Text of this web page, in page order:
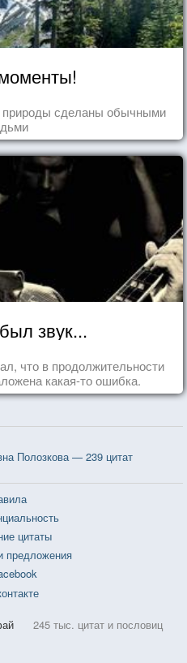
сделаны обычными
звук...
что в продолжительности
какая-то ошибка.
Полозкова — 239 цитат
цитаты
предложения
245 тыс. цитат и пословиц